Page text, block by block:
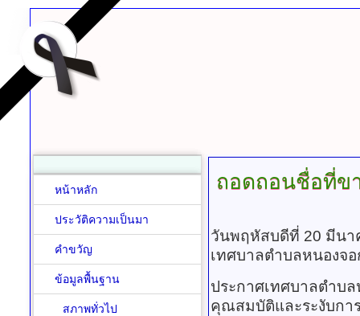
ถอดถอนชื่อที่ข
วันพฤหัสบดีที่ 20 มีนา
เทศบาลตำบลหนองจ
ประกาศเทศบาลตำบ
คุณสมบัติและระงับกา
หน้าหลัก
ประวัติความเป็นมา
คำขวัญ
ข้อมูลพื้นฐาน
สภาพทั่วไป